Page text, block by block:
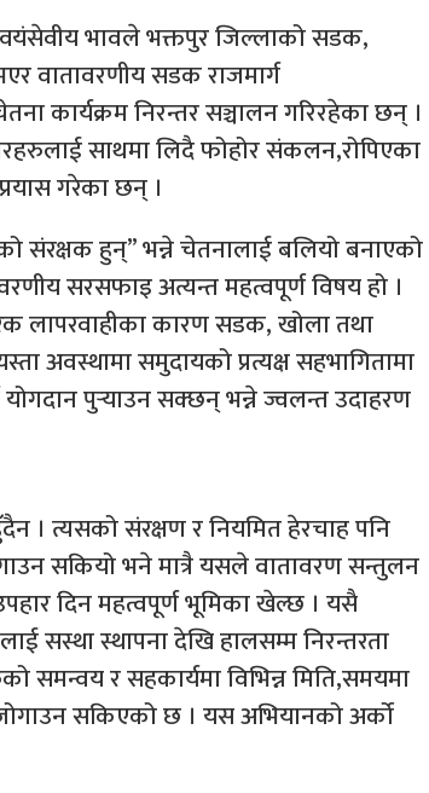
भावले भक्तपुर जिल्लाको सडक,
वातावरणीय सडक राजमार्ग
कार्यक्रम निरन्तर सञ्चालन गरिरहेका छन् ।
साथमा लिदै फोहोर संकलन,रोपिएका
गरेका छन् ।
संरक्षक हुन्” भन्ने चेतनालाई बलियो बनाएको
सरसफाइ अत्यन्त महत्वपूर्ण विषय हो ।
लापरवाहीका कारण सडक, खोला तथा
अवस्थामा समुदायको प्रत्यक्ष सहभागितामा
पुर्‍याउन सक्छन् भन्ने ज्वलन्त उदाहरण
। त्यसको संरक्षण र नियमित हेरचाह पनि
सकियो भने मात्रै यसले वातावरण सन्तुलन
दिन महत्वपूर्ण भूमिका खेल्छ । यसै
सस्था स्थापना देखि हालसम्म निरन्तरता
समन्वय र सहकार्यमा विभिन्न मिति,समयमा
सकिएको छ । यस अभियानको अर्को